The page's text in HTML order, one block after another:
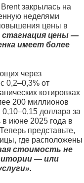
закрылась на
неделями
цены в
стагнация цены —
имеет более
через
0,2–0,3% от
котировках
200 миллионов
0,10–0,15 доллара за
июне 2025 года в
представьте,
где расположены
стоимость не
— или